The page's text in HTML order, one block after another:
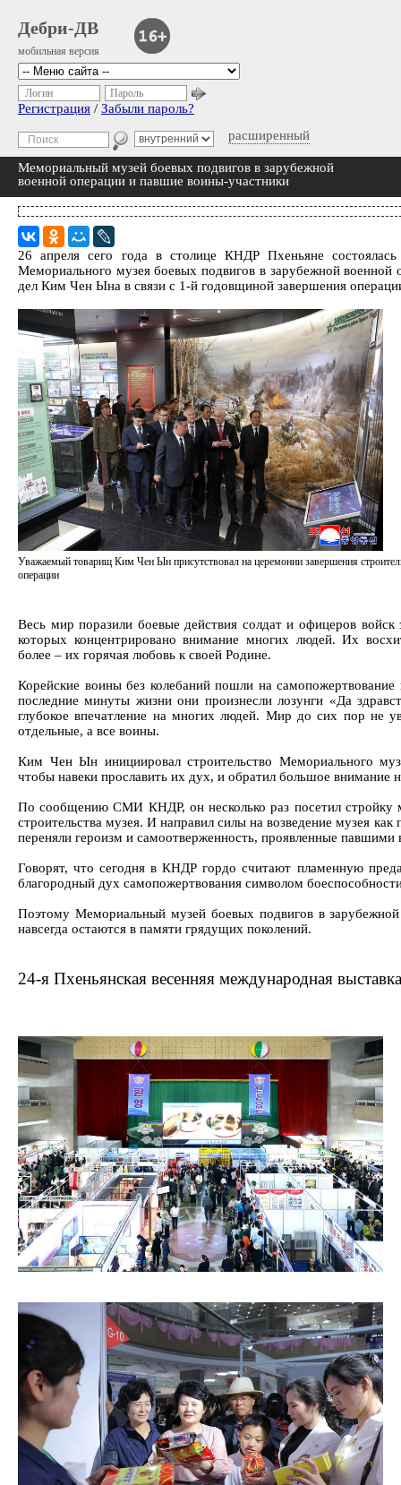
Дебри-ДВ
мобильная версия
расширенный
Логин Пароль
Регистрация / Забыли пароль?
Мемориальный музей боевых подвигов в зарубежной
военной операции и павшие воины-участники
26 апреля сего года в столице КНДР Пхеньяне состоялась
Мемориального музея боевых подвигов в зарубежной военной
дел Ким Чен Ына в связи с 1-й годовщиной завершения
Уважаемый товарищ Ким Чен Ын присутствовал на церемонии завершения
операции
Весь мир поразили боевые действия солдат и офицеров
которых концентрировано внимание многих людей. Их
более – их горячая любовь к своей Родине.
Корейские воины без колебаний пошли на
последние минуты жизни они произнесли лозунги «Да
глубокое впечатление на многих людей. Мир до сих пор не
отдельные, а все воины.
Ким Чен Ын инициировал строительство Мемориального
чтобы навеки прославить их дух, и обратил большое внимание
По сообщению СМИ КНДР, он несколько раз посетил стройку
строительства музея. И направил силы на возведение музея
переняли героизм и самоотверженность, проявленные
Говорят, что сегодня в КНДР гордо считают пламенную
благородный дух самопожертвования символом
Поэтому Мемориальный музей боевых подвигов в
навсегда остаются в памяти грядущих поколений.
24-я Пхеньянская весенняя международная выставка